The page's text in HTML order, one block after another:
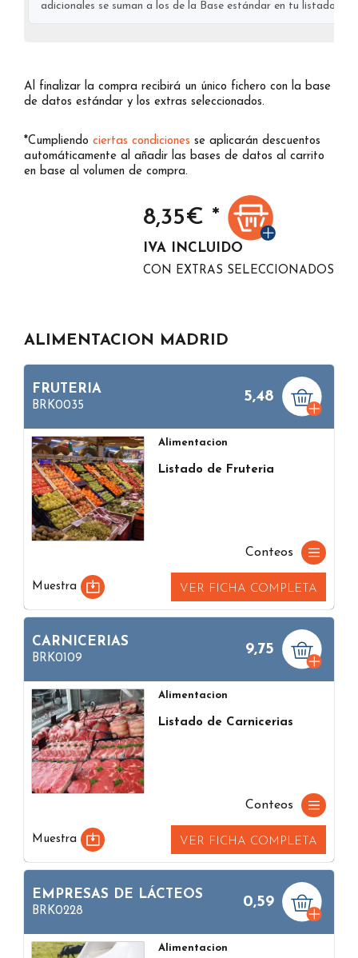
adicionales se suman a los de la Base estándar en tu listado
Al finalizar la compra recibirá un único fichero con la base
de datos estándar y los extras seleccionados.
*Cumpliendo ciertas condiciones se aplicarán descuentos
automáticamente al añadir las bases de datos al carrito
en base al volumen de compra.
8,35€ *
IVA INCLUIDO
CON EXTRAS SELECCIONADOS
ALIMENTACION MADRID
FRUTERIA
BRK0035
5,48
Alimentacion
Listado de Fruteria
Conteos
Muestra VER FICHA COMPLETA
CARNICERIAS
BRK0109
9,75
Alimentacion
Listado de Carnicerias
Conteos
Muestra VER FICHA COMPLETA
EMPRESAS DE LÁCTEOS
BRK0228
0,59
Alimentacion